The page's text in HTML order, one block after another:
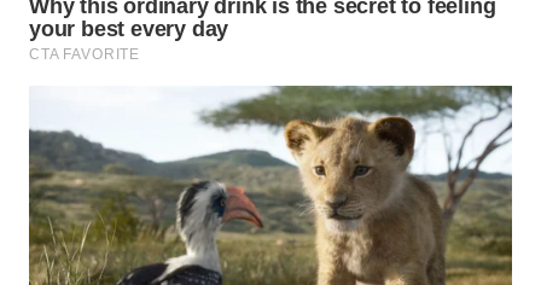
WN
KARO
WN
LABUHANBATU
WN